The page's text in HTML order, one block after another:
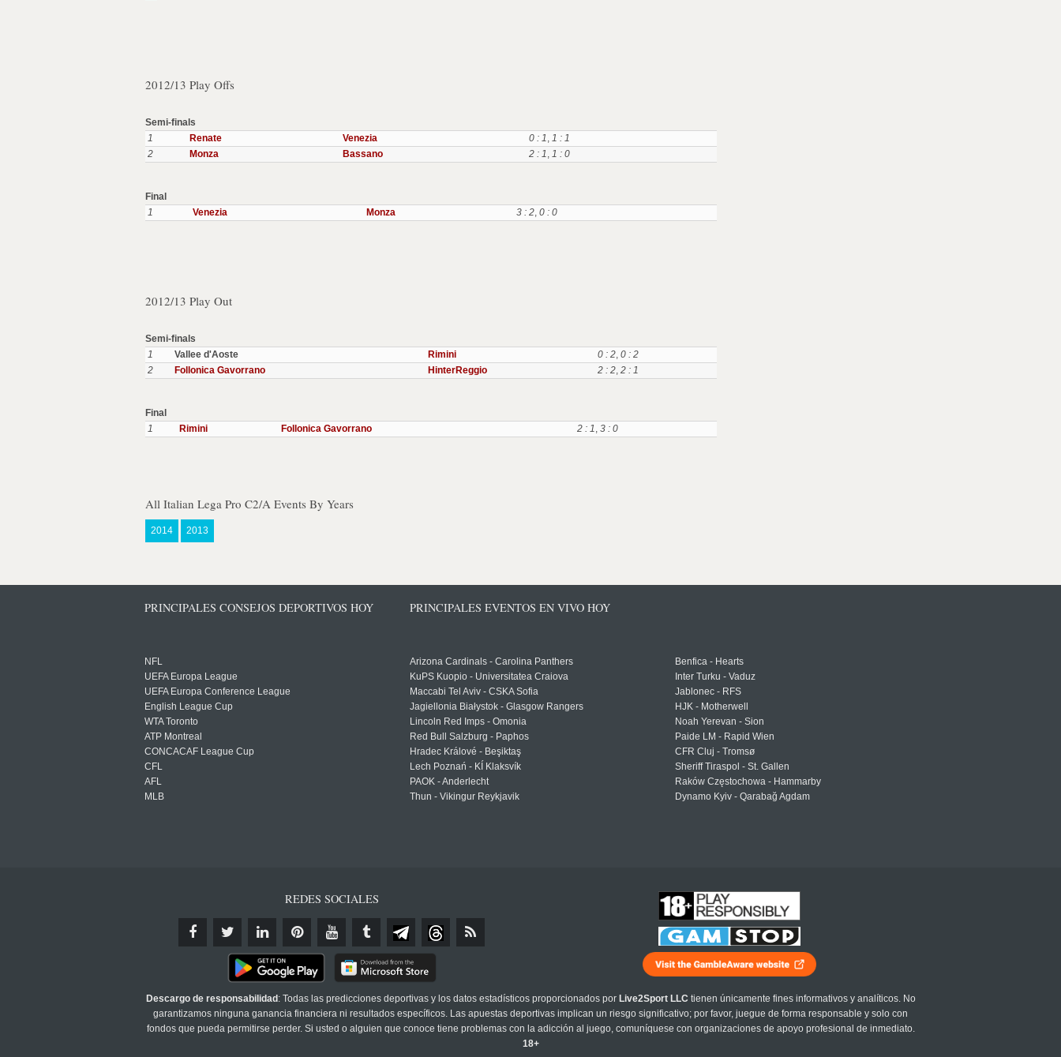
2012/13 Play Offs
Semi-finals
1
Renate Venezia 0 : 1, 1 : 1
2
Monza Bassano 2 : 1, 1 : 0
Final
1
Venezia Monza 3 : 2, 0 : 0
2012/13 Play Out
Semi-finals
1
Vallee d'Aoste Rimini 0 : 2, 0 : 2
2
Follonica Gavorrano HinterReggio 2 : 2, 2 : 1
Final
1
Rimini Follonica Gavorrano 2 : 1, 3 : 0
All Italian Lega Pro C2/A Events By Years
2014 2013
PRINCIPALES CONSEJOS DEPORTIVOS HOY
NFL
UEFA Europa League
UEFA Europa Conference League
English League Cup
WTA Toronto
ATP Montreal
CONCACAF League Cup
CFL
AFL
MLB
PRINCIPALES EVENTOS EN VIVO HOY
Arizona Cardinals - Carolina Panthers
KuPS Kuopio - Universitatea Craiova
Maccabi Tel Aviv - CSKA Sofia
Jagiellonia Białystok - Glasgow Rangers
Lincoln Red Imps - Omonia
Red Bull Salzburg - Paphos
Hradec Králové - Beşiktaş
Lech Poznań - KÍ Klaksvík
PAOK - Anderlecht
Thun - Vikingur Reykjavik
Benfica - Hearts
Inter Turku - Vaduz
Jablonec - RFS
HJK - Motherwell
Noah Yerevan - Sion
Paide LM - Rapid Wien
CFR Cluj - Tromsø
Sheriff Tiraspol - St. Gallen
Raków Częstochowa - Hammarby
Dynamo Kyiv - Qarabağ Agdam
REDES SOCIALES
Descargo de responsabilidad : Todas las predicciones deportivas y los datos estadísticos proporcionados por Live2Sport LLC tienen únicamente fines informativos y analíticos. No
garantizamos ninguna ganancia financiera ni resultados específicos. Las apuestas deportivas implican un riesgo significativo; por favor, juegue de forma responsable y solo con
fondos que pueda permitirse perder. Si usted o alguien que conoce tiene problemas con la adicción al juego, comuníquese con organizaciones de apoyo profesional de inmediato.
18+